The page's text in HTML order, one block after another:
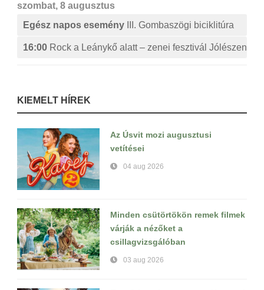
szombat, 8 augusztus
Egész napos esemény
III. Gombaszögi biciklitúra
16:00 Rock a Leánykő alatt – zenei fesztivál Jólészen
KIEMELT HÍREK
Az Úsvit mozi augusztusi
vetítései
04 aug 2026
Minden csütörtökön remek filmek
várják a nézőket a
csillagvizsgálóban
03 aug 2026